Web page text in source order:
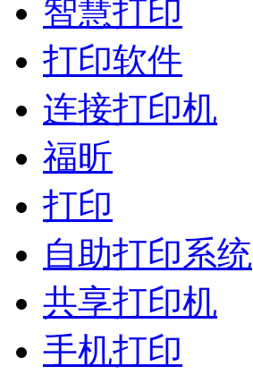
智慧打印
打印软件
连接打印机
福昕
打印
自助打印系统
共享打印机
手机打印